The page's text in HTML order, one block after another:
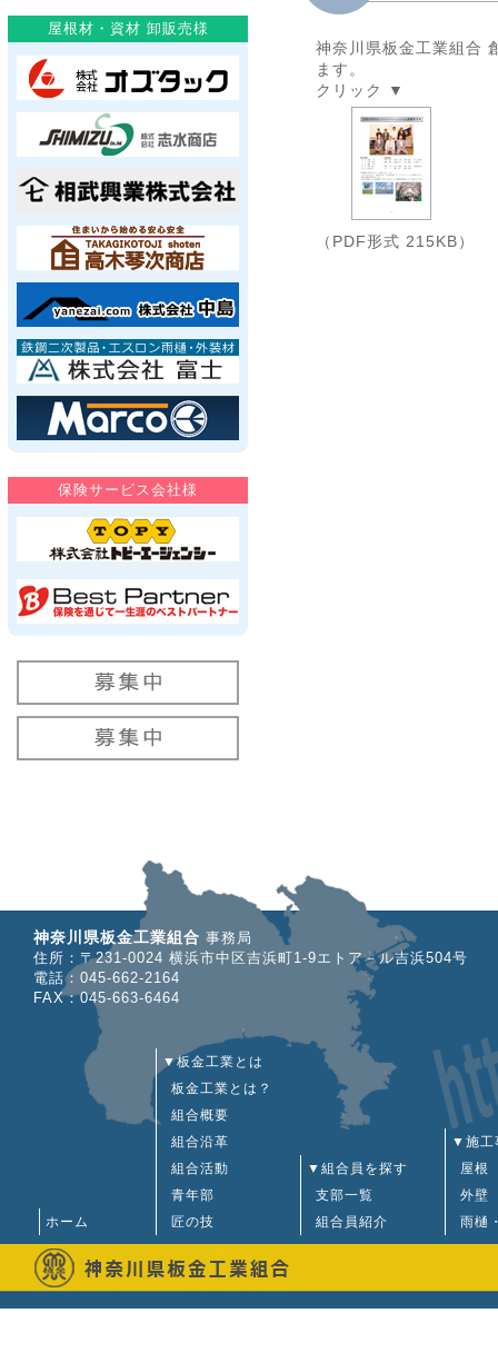
神奈川県板金工業組合
ます。
クリック ▼
（PDF形式 215KB）
神奈川県板金工業組合 事務局
住所：〒231-0024 横浜市中区吉浜町1-9エトア－ル吉浜504号
電話：045-662-2164
FAX：045-663-6464
ホーム
▼板金工業とは
板金工業とは？
組合概要
組合沿革
組合活動
青年部
匠の技
▼組合員を探す
支部一覧
組合員紹介
▼施工
屋根
外壁
雨樋